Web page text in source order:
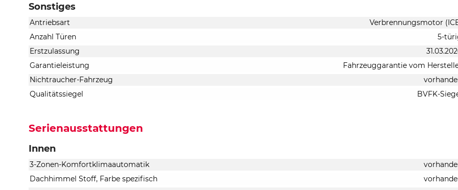
Sonstiges
Antriebsart
Verbrennungsmotor
Anzahl Türen
5-
Erstzulassung
Garantieleistung
Fahrzeuggarantie vom
Nichtraucher-Fahrzeug
Qualitätssiegel
BVFK-
Serienausstattungen
Innen
3-Zonen-Komfortklimaautomatik
Dachhimmel Stoff, Farbe spezifisch